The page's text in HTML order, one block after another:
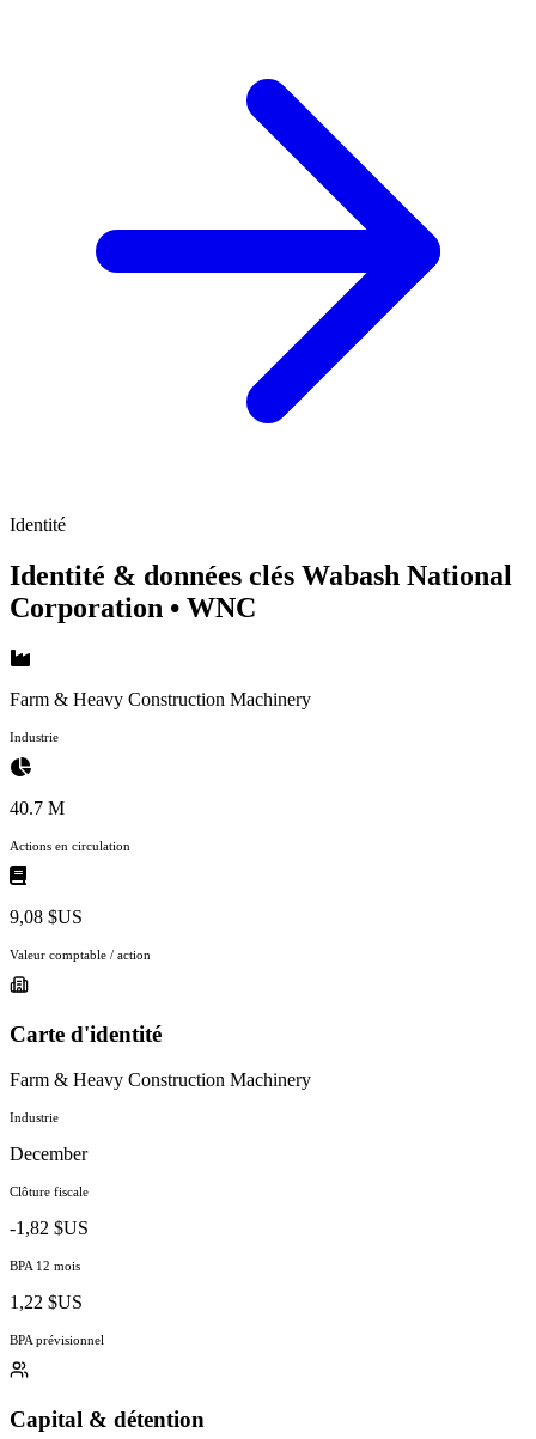
Identité
Identité & données clés Wabash National
Corporation • WNC
Farm & Heavy Construction Machinery
Industrie
40.7 M
Actions en circulation
9,08 $US
Valeur comptable / action
Carte d'identité
Farm & Heavy Construction Machinery
Industrie
December
Clôture fiscale
-1,82 $US
BPA 12 mois
1,22 $US
BPA prévisionnel
Capital & détention